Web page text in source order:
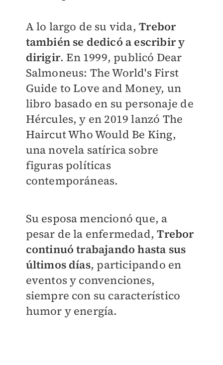
A lo largo de su vida, Trebor
también se dedicó a escribir y
dirigir. En 1999, publicó Dear
Salmoneus: The World's First
Guide to Love and Money, un
libro basado en su personaje de
Hércules, y en 2019 lanzó The
Haircut Who Would Be King,
una novela satírica sobre
figuras políticas
contemporáneas.
Su esposa mencionó que, a
pesar de la enfermedad,Trebor
continuó trabajando hasta sus
últimos días, participando en
eventos y convenciones,
siempre con su característico
humor y energía.